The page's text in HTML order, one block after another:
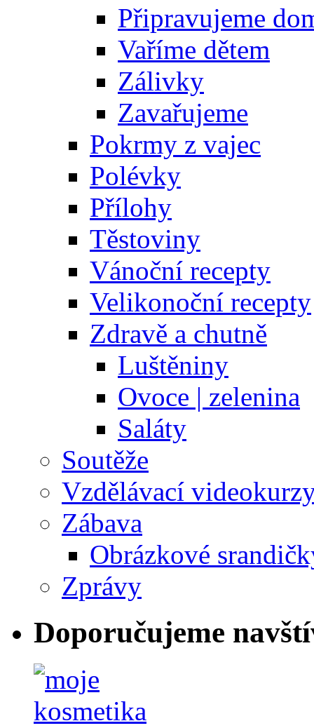
Připravujeme
Vaříme dětem
Zálivky
Zavařujeme
Pokrmy z vajec
Polévky
Přílohy
Těstoviny
Vánoční recepty
Velikonoční recepty
Zdravě a chutně
Luštěniny
Ovoce | zelenina
Saláty
Soutěže
Vzdělávací
Zábava
Obrázkové
Zprávy
Doporučujeme